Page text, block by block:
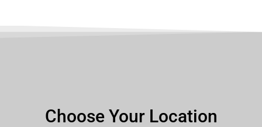
Choose Your Location